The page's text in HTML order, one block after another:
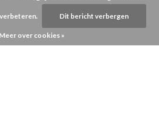
Dit bericht verbergen
Meer over cookies »